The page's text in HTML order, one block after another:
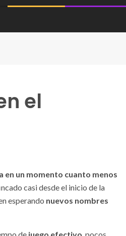
el
en un momento cuanto menos
casi desde el inicio de la
esperando nuevos nombres